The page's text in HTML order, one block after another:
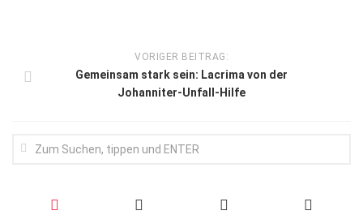
VORIGER BEITRAG:
Gemeinsam stark sein: Lacrima von der
Johanniter-Unfall-Hilfe